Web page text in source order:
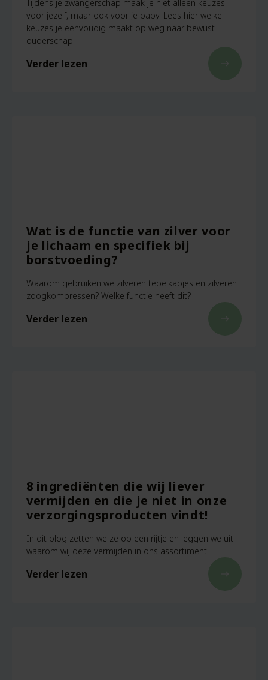
Tijdens je zwangerschap maak je niet alleen keuzes
voor jezelf, maar ook voor je baby. Lees hier welke
keuzes je eenvoudig maakt op weg naar bewust
ouderschap.
Verder lezen
Wat is de functie van zilver voor
je lichaam en specifiek bij
borstvoeding?
Waarom gebruiken we zilveren tepelkapjes en zilveren
zoogkompressen? Welke functie heeft dit?
Verder lezen
8 ingrediënten die wij liever
vermijden en die je niet in onze
verzorgingsproducten vindt!
In dit blog zetten we ze op een rijtje en leggen we uit
waarom wij deze vermijden in ons assortiment.
Verder lezen